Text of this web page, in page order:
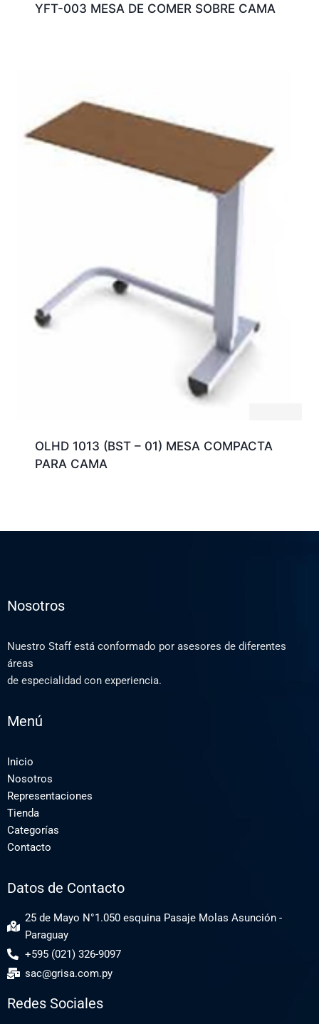
YFT-003 MESA DE COMER SOBRE CAMA
OLHD 1013 (BST – 01) MESA COMPACTA
PARA CAMA
Nosotros
Nuestro Staff está conformado por asesores de diferentes
áreas
de especialidad con experiencia.
Menú
Inicio
Nosotros
Representaciones
Tienda
Categorías
Contacto
Datos de Contacto
25 de Mayo N°1.050 esquina Pasaje Molas Asunción -
Paraguay
+595 (021) 326-9097
sac@grisa.com.py
Redes Sociales